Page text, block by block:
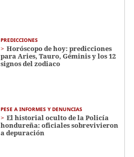
PREDICCIONES
Horóscopo de hoy: predicciones
para Aries, Tauro, Géminis y los 12
signos del zodiaco
PESE A INFORMES Y DENUNCIAS
El historial oculto de la Policía
hondureña: oficiales sobrevivieron
a depuración